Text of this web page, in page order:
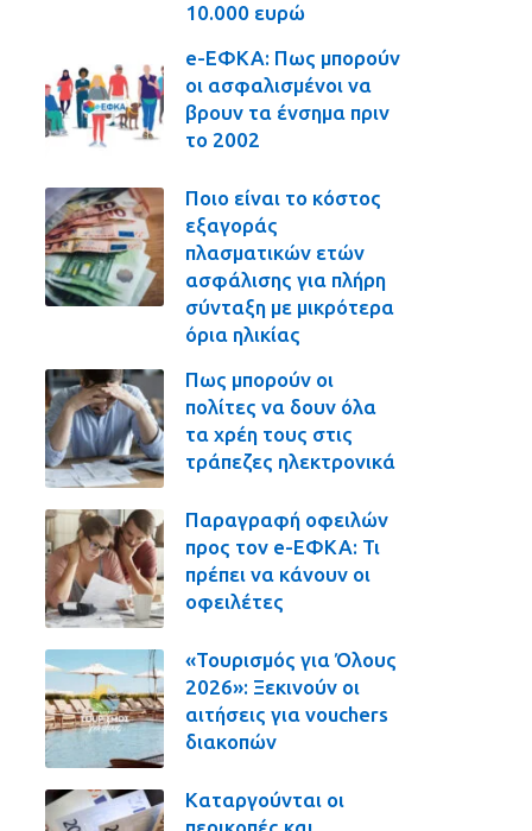
10.000 ευρώ
e-ΕΦΚΑ: Πως μπορούν
οι ασφαλισμένοι να
βρουν τα ένσημα πριν
το 2002
Ποιο είναι το κόστος
εξαγοράς
πλασματικών ετών
ασφάλισης για πλήρη
σύνταξη με μικρότερα
όρια ηλικίας
Πως μπορούν οι
πολίτες να δουν όλα
τα χρέη τους στις
τράπεζες ηλεκτρονικά
Παραγραφή οφειλών
προς τον e-ΕΦΚΑ: Τι
πρέπει να κάνουν οι
οφειλέτες
«Τουρισμός για Όλους
2026»: Ξεκινούν οι
αιτήσεις για vouchers
διακοπών
Καταργούνται οι